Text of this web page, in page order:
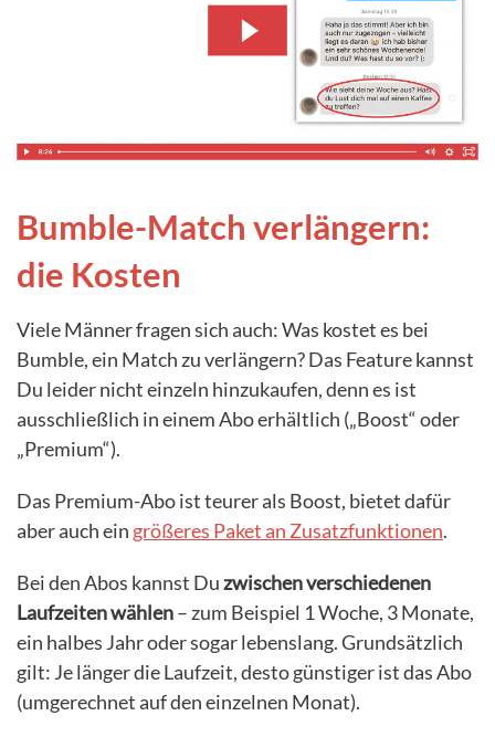
Bumble-Match verlängern:
die Kosten
Viele Männer fragen sich auch: Was kostet es bei
Bumble, ein Match zu verlängern? Das Feature kannst
Du leider nicht einzeln hinzukaufen, denn es ist
ausschließlich in einem Abo erhältlich („Boost“ oder
„Premium“).
Das Premium-Abo ist teurer als Boost, bietet dafür
aber auch eingrößeres Paket an Zusatzfunktionen.
Bei den Abos kannst Duzwischen verschiedenen
Laufzeiten wählen– zum Beispiel 1 Woche, 3 Monate,
ein halbes Jahr oder sogar lebenslang. Grundsätzlich
gilt: Je länger die Laufzeit, desto günstiger ist das Abo
(umgerechnet auf den einzelnen Monat).